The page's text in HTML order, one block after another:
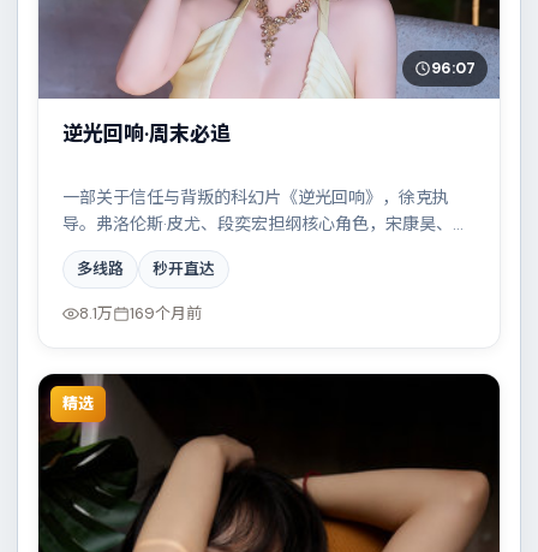
96:07
逆光回响·周末必追
一部关于信任与背叛的科幻片《逆光回响》，徐克执
导。弗洛伦斯·皮尤、段奕宏担纲核心角色，宋康昊、安
藤樱、廖凡、裴斗娜等实力加盟，取景与班底多来自英
国。两条时间线交错推进，真相直至最后一刻揭晓。结
尾留白耐人寻味。
多线路 秒开直达
8.1万 169个月前
精选